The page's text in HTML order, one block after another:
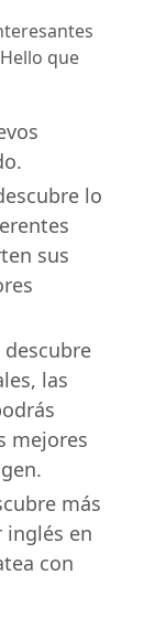
que
lo
sus
descubre
las
mejores
más
inglés en
con